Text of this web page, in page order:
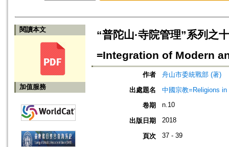
閱讀本文
加值服務
“普陀山·寺院管理”系列之
=Integration of Modern
作者
舟山市委統戰部 (著)
出處題名
中國宗教=Religions
卷期
n.10
出版日期 2018
頁次 37 - 39